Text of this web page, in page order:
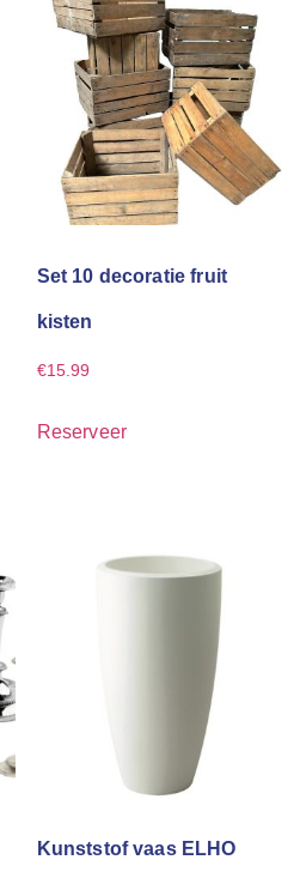
Set 10 decoratie fruit
kisten
€15.99
Reserveer
Kunststof vaas ELHO